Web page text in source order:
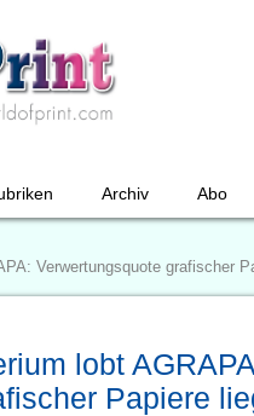
Archiv Abo
Verwertungsquote grafischer
lobt
Papiere